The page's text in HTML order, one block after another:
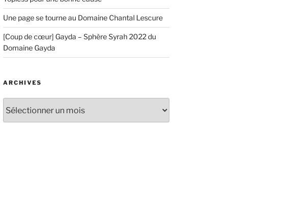
Une page se tourne au Domaine Chantal Lescure
[Coup de cœur] Gayda – Sphère Syrah 2022 du
Domaine Gayda
ARCHIVES